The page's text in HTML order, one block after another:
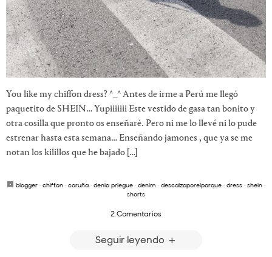
You like my chiffon dress? ^_^ Antes de irme a Perú me llegó
paquetito de SHEIN… Yupiiiiiii Este vestido de gasa tan bonito y
otra cosilla que pronto os enseñaré. Pero ni me lo llevé ni lo pude
estrenar hasta esta semana… Enseñando jamones , que ya se me
notan los kilillos que he bajado […]
blogger · chiffon · coruña · denia priegue · denim · descalzaporelparque · dress · shein ·
shorts
2 Comentarios
Seguir leyendo